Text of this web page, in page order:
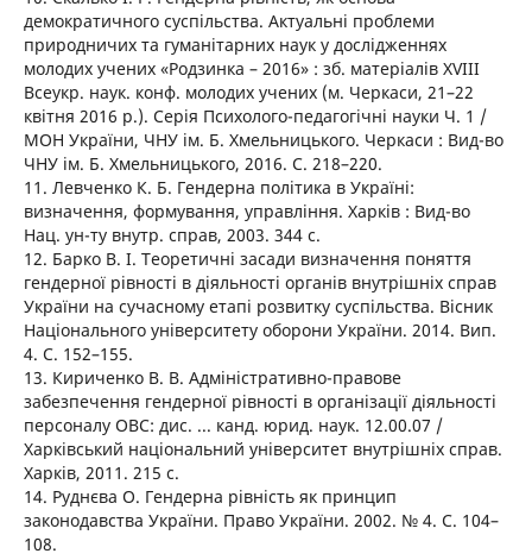
демократичного суспільства. Актуальні проблеми
природничих та гуманітарних наук у дослідженнях
молодих учених «Родзинка – 2016» : зб. матеріалів XVIII
Всеукр. наук. конф. молодих учених (м. Черкаси, 21–22
квітня 2016 р.). Серія Психолого-педагогічні науки Ч. 1 /
МОН України, ЧНУ ім. Б. Хмельницького. Черкаси : Вид-во
ЧНУ ім. Б. Хмельницького, 2016. С. 218–220.
11. Левченко К. Б. Гендерна політика в Україні:
визначення, формування, управління. Харків : Вид-во
Нац. ун-ту внутр. справ, 2003. 344 с.
12. Барко В. І. Теоретичні засади визначення поняття
гендерної рівності в діяльності органів внутрішніх справ
України на сучасному етапі розвитку суспільства. Вісник
Національного університету оборони України. 2014. Вип.
4. С. 152–155.
13. Кириченко В. В. Адміністративно-правове
забезпечення гендерної рівності в організації діяльності
персоналу ОВС: дис. ... канд. юрид. наук. 12.00.07 /
Харківський національний університет внутрішніх справ.
Харків, 2011. 215 с.
14. Руднєва О. Гендерна рівність як принцип
законодавства України. Право України. 2002. № 4. С. 104–
108.